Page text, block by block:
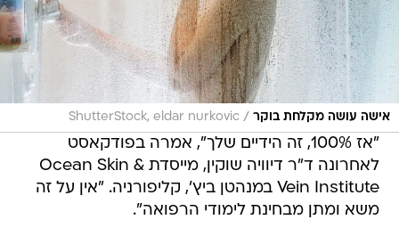
אישה עושה מקלחת בוקר /
ShutterStock, eldar nurkovic
"אז 100%, זה הידיים שלך", אמרה בפודקאסט
לאחרונה ד"ר דיוויה שוקין, מייסדת Ocean Skin &
Vein Institute במנהטן ביץ', קליפורניה. "אין על זה
משא ומתן מבחינת לימודי הרפואה".